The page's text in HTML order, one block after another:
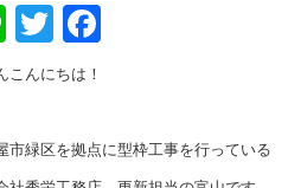
LineTwitter
こんにちは！
市緑区を拠点に型枠工事を行っている